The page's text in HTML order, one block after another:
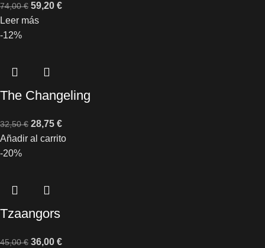
74,00€ 59,20 €
Leer más
-12%
The Changeling
32,50€ 28,75 €
Añadir al carrito
-20%
Tzaangors
45,00€ 36,00 €